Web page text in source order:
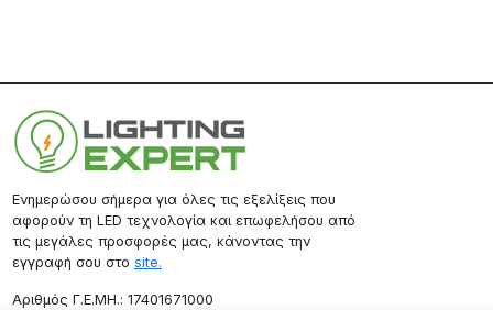
Ενημερώσου σήμερα για όλες τις εξελίξεις που
αφορούν τη LED τεχνολογία και επωφελήσου από
τις μεγάλες προσφορές μας, κάνοντας την
εγγραφή σου στο site.
Aριθμός Γ.Ε.ΜΗ.: 17401671000